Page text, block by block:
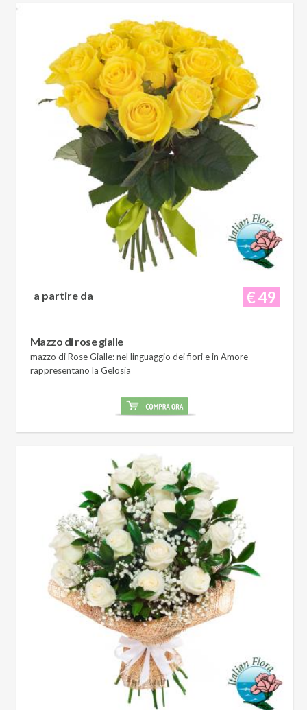
€ 49
a partire da
Mazzo di rose gialle
mazzo di Rose Gialle: nel linguaggio dei fiori e in Amore
rappresentano la Gelosia